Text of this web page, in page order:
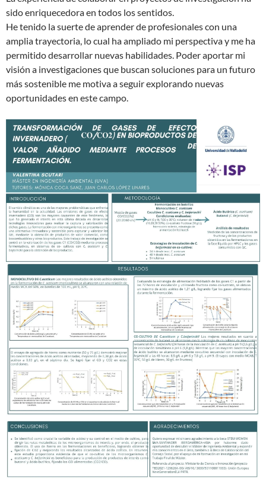
sido enriquecedora en todos los sentidos.
He tenido la suerte de aprender de profesionales con una
amplia trayectoria, lo cual ha ampliado mi perspectiva y me ha
permitido desarrollar nuevas habilidades. Poder aportar mi
visión a investigaciones que buscan soluciones para un futuro
más sostenible me motiva a seguir explorando nuevas
oportunidades en este campo.